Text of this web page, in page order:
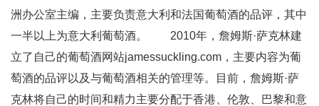
洲办公室主编，主要负责意大利和法国葡萄酒的品评，其中
一半以上为意大利葡萄酒。 2010年，詹姆斯·萨克林建
立了自己的葡萄酒网站jamessuckling.com，主要内容为葡
萄酒的品评以及与葡萄酒相关的管理等。目前，詹姆斯·萨
克林将自己的时间和精力主要分配于香港、伦敦、巴黎和意